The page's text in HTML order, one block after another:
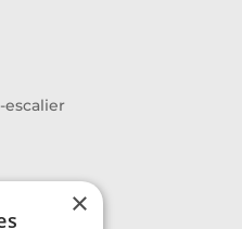
escalier
×